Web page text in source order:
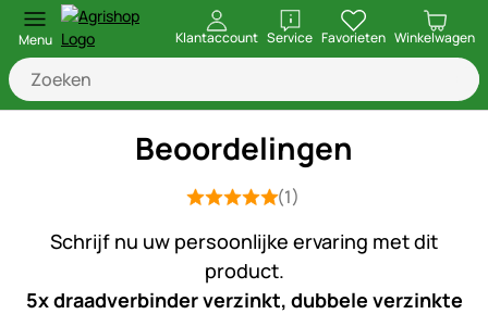
Menu Klantaccount ServiceopenenFavorieten Winkelwagen
Beoordelingen
Beoordeling: 5 van 5 (1
1 Bewertung(1)
Schrijf nu uw persoonlijke ervaring met dit
product.
5x draadverbinder verzinkt, dubbele verzinkte